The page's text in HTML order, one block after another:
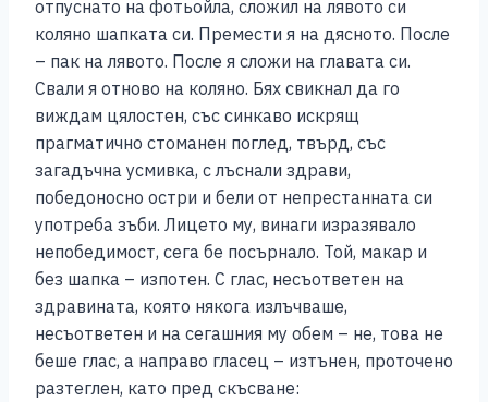
отпуснато на фотьойла, сложил на лявото си
коляно шапката си. Премести я на дясното. После
– пак на лявото. После я сложи на главата си.
Свали я отново на коляно. Бях свикнал да го
виждам цялостен, със синкаво искрящ
прагматично стоманен поглед, твърд, със
загадъчна усмивка, с лъснали здрави,
победоносно остри и бели от непрестанната си
употреба зъби. Лицето му, винаги изразявало
непобедимост, сега бе посърнало. Той, макар и
без шапка – изпотен. С глас, несъответен на
здравината, която някога излъчваше,
несъответен и на сегашния му обем – не, това не
беше глас, а направо гласец – изтънен, проточено
разтеглен, като пред скъсване: